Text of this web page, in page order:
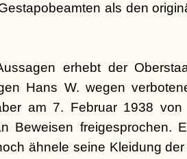
als den
erhebt der
Hans W. wegen
am 7. Februar 1938 von
Beweisen freigesprochen.
ähnele seine Kleidung